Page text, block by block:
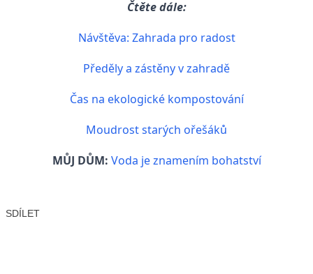
Čtěte dále:
Návštěva: Zahrada pro radost
Předěly a zástěny v zahradě
Čas na ekologické kompostování
Moudrost starých ořešáků
MŮJ DŮM: Voda je znamením bohatství
SDÍLET